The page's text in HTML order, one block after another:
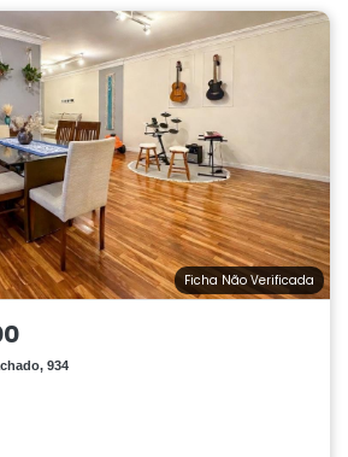
Ficha Não Verificada
934